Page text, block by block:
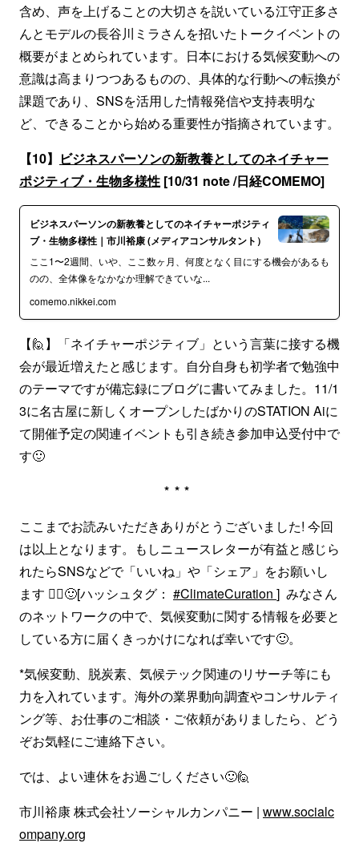
含め、声を上げることの大切さを説いている江守正多さ
んとモデルの長谷川ミラさんを招いたトークイベントの
概要がまとめられています。日本における気候変動への
意識は高まりつつあるものの、具体的な行動への転換が
課題であり、SNSを活用した情報発信や支持表明な
ど、できることから始める重要性が指摘されています。
【10】 ビジネスパーソンの新教養としてのネイチャー
ポジティブ・生物多様性 [10/31 note /日経COMEMO]
ビジネスパーソンの新教養としてのネイチャーポジティ
ブ・生物多様性｜市川裕康 (メディアコンサルタント）
ここ1〜2週間、いや、ここ数ヶ月、何度となく目にする機会があるも
のの、全体像をなかなか理解できていな...
comemo.nikkei.com
【🙋】「ネイチャーポジティブ」という言葉に接する機
会が最近増えたと感じます。自分自身も初学者で勉強中
のテーマですが備忘録にブログに書いてみました。11/1
3に名古屋に新しくオープンしたばかりのSTATION Aiに
て開催予定の関連イベントも引き続き参加申込受付中で
す🙂
***
ここまでお読みいただきありがとうございました! 今回
は以上となります。もしニュースレターが有益と感じら
れたらSNSなどで「いいね」や「シェア」をお願いし
ます 🙇‍♂️🙂[ハッシュタグ： #ClimateCuration ] みなさん
のネットワークの中で、気候変動に関する情報を必要と
している方に届くきっかけになれば幸いです🙂。
*気候変動、脱炭素、気候テック関連のリサーチ等にも
力を入れています。海外の業界動向調査やコンサルティ
ング等、お仕事のご相談・ご依頼がありましたら、どう
ぞお気軽にご連絡下さい。
では、よい連休をお過ごしください🙂🙋
市川裕康 株式会社ソーシャルカンパニー | www.socialc
ompany.org